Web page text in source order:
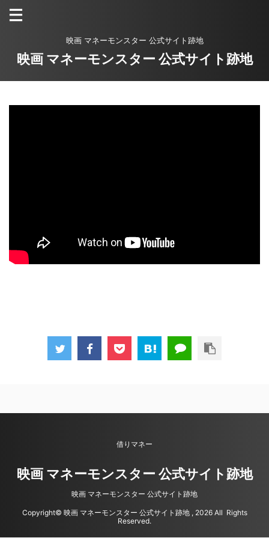
映画 マネーモンスター 公式サイト跡地
映画 マネーモンスター 公式サイト跡地
借りマネー
映画 マネーモンスター 公式サイト跡地
映画 マネーモンスター 公式サイト跡地
Copyright© 映画 マネーモンスター 公式サイト跡地 , 2026 All Rights
Reserved.